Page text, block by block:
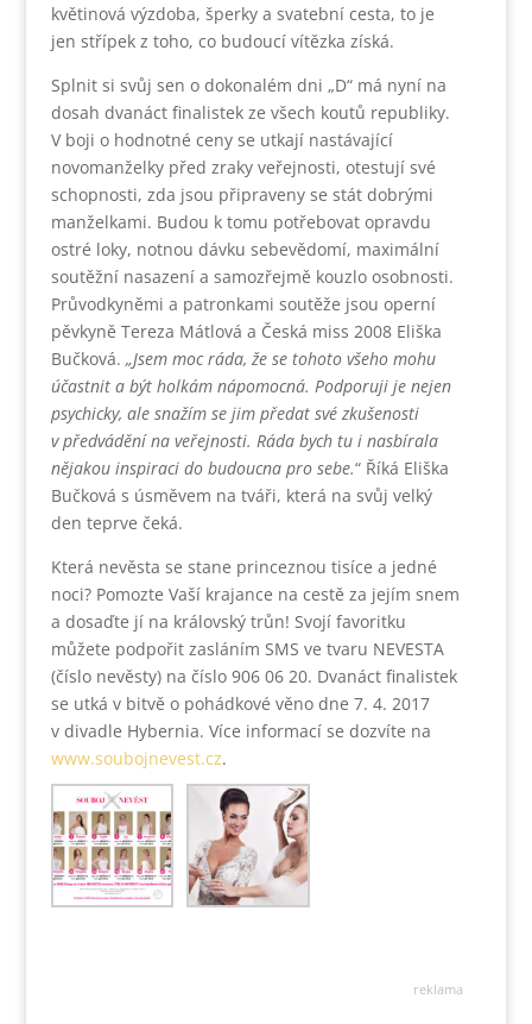
květinová výzdoba, šperky a svatební cesta, to je
jen střípek z toho, co budoucí vítězka získá.
Splnit si svůj sen o dokonalém dni „D“ má nyní na
dosah dvanáct finalistek ze všech koutů republiky.
V boji o hodnotné ceny se utkají nastávající
novomanželky před zraky veřejnosti, otestují své
schopnosti, zda jsou připraveny se stát dobrými
manželkami. Budou k tomu potřebovat opravdu
ostré loky, notnou dávku sebevědomí, maximální
soutěžní nasazení a samozřejmě kouzlo osobnosti.
Průvodkyněmi a patronkami soutěže jsou operní
pěvkyně Tereza Mátlová a Česká miss 2008 Eliška
Bučková. „Jsem moc ráda, že se tohoto všeho mohu
účastnit a být holkám nápomocná. Podporuji je nejen
psychicky, ale snažím se jim předat své zkušenosti
v předvádění na veřejnosti. Ráda bych tu i nasbírala
nějakou inspiraci do budoucna pro sebe.“ Říká Eliška
Bučková s úsměvem na tváři, která na svůj velký
den teprve čeká.
Která nevěsta se stane princeznou tisíce a jedné
noci? Pomozte Vaší krajance na cestě za jejím snem
a dosaďte jí na královský trůn! Svojí favoritku
můžete podpořit zasláním SMS ve tvaru NEVESTA
(číslo nevěsty) na číslo 906 06 20. Dvanáct finalistek
se utká v bitvě o pohádkové věno dne 7. 4. 2017
v divadle Hybernia. Více informací se dozvíte na
www.soubojnevest.cz.
reklama